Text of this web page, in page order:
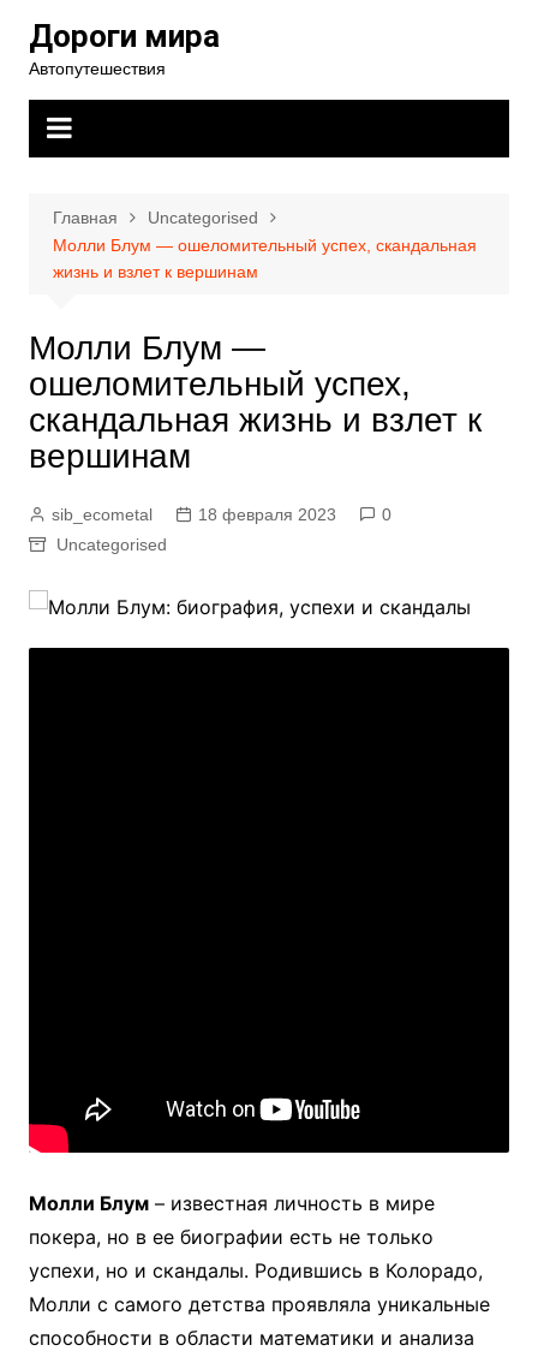
содержимому
Дороги мира
Автопутешествия
Главная
Uncategorised
Молли Блум — ошеломительный успех, скандальная
жизнь и взлет к вершинам
Молли Блум —
ошеломительный успех,
скандальная жизнь и взлет к
вершинам
sib_ecometal 18 февраля 2023
0
Uncategorised
Молли Блум– известная личность в мире
покера, но в ее биографии есть не только
успехи, но и скандалы. Родившись в Колорадо,
Молли с самого детства проявляла уникальные
способности в области математики и анализа